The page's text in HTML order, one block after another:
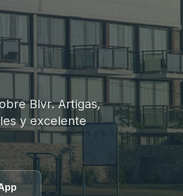
Blvr. Artigas,
y excelente